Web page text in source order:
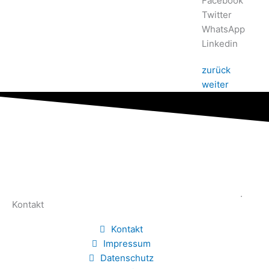
Twitter
WhatsApp
Linkedin
zurück
weiter
Kontakt
Kontakt
Impressum
Datenschutz
.